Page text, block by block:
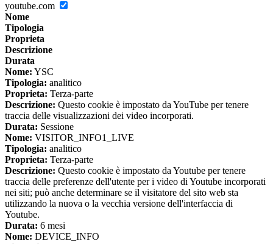
youtube.com
Nome
Tipologia
Proprieta
Descrizione
Durata
Nome: YSC
Tipologia: analitico
Proprieta: Terza-parte
Descrizione: Questo cookie è impostato da YouTube per tenere
traccia delle visualizzazioni dei video incorporati.
Durata: Sessione
Nome: VISITOR_INFO1_LIVE
Tipologia: analitico
Proprieta: Terza-parte
Descrizione: Questo cookie è impostato da Youtube per tenere
traccia delle preferenze dell'utente per i video di Youtube incorporati
nei siti; può anche determinare se il visitatore del sito web sta
utilizzando la nuova o la vecchia versione dell'interfaccia di
Youtube.
Durata: 6 mesi
Nome: DEVICE_INFO